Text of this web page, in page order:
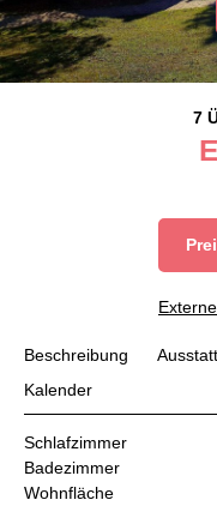
7
Beschreibung
Kalender
Schlafzimmer
Badezimmer
Wohnfläche